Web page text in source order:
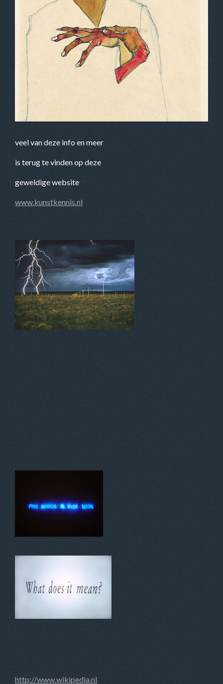
veel van deze info en meer
is terug te vinden op deze
geweldige website
www.kunstkennis.nl
http://www.wikipedia.nl